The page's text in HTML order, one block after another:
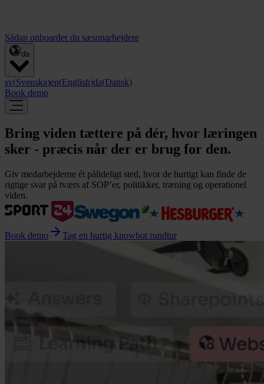
Sådan onboarder du sæsonarbejdere
da
sv(Svenska)en(English)da(Dansk)
Book demo
Bring viden tættere på dér, hvor læringen
sker - præcis når der er brug for den.
Giv medarbejderne ét pålideligt sted, hvor de hurtigt kan finde de
rigtige svar på tværs af SOP’er, politikker, træning og operationel
viden.
Book demo Tag en hurtig knowbot rundtur